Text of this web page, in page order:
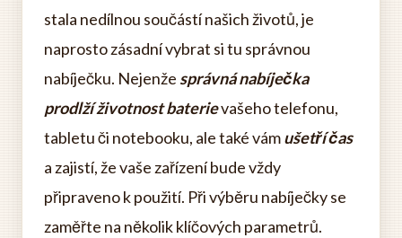
stala nedílnou součástí našich životů, je
naprosto zásadní vybrat si tu správnou
nabíječku. Nejenže správná nabíječka
prodlží životnost baterievašeho telefonu,
tabletu či notebooku, ale také vámušetří čas
a zajistí, že vaše zařízení bude vždy
připraveno k použití. Při výběru nabíječky se
zaměřte na několik klíčových parametrů.